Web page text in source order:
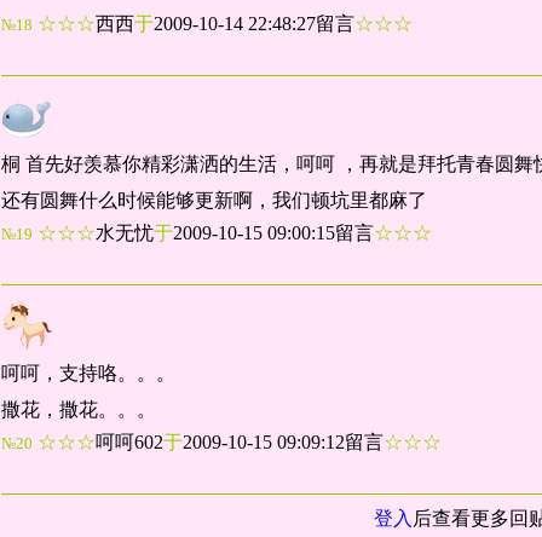
№18 ☆☆☆西西于2009-10-14 22:48:27留言☆☆☆
桐 首先好羡慕你精彩潇洒的生活，呵呵 ，再就是拜托青春圆舞
还有圆舞什么时候能够更新啊，我们顿坑里都麻了
№19 ☆☆☆水无忧于2009-10-15 09:00:15留言☆☆☆
呵呵，支持咯。。。
撒花，撒花。。。
№20 ☆☆☆呵呵602于2009-10-15 09:09:12留言☆☆☆
登入 后查看更多回